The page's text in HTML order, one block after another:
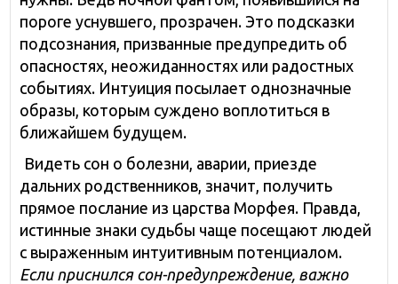
пороге уснувшего, прозрачен. Это подсказки
подсознания, призванные предупредить об
опасностях, неожиданностях или радостных
событиях. Интуиция посылает однозначные
образы, которым суждено воплотиться в
ближайшем будущем.
Видеть сон о болезни, аварии, приезде
дальних родственников, значит, получить
прямое послание из царства Морфея. Правда,
истинные знаки судьбы чаще посещают людей
с выраженным интуитивным потенциалом.
Если приснился сон-предупреждение, важно